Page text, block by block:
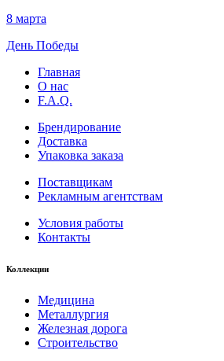
8 марта
День Победы
Главная
О нас
F.A.Q.
Брендирование
Доставка
Упаковка заказа
Поставщикам
Рекламным агентствам
Условия работы
Контакты
Коллекции
Медицина
Металлургия
Железная дорога
Строительство